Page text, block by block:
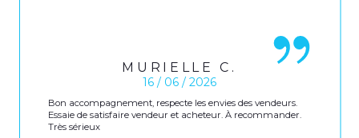
MURIELLE C.
16 / 06 / 2026
Bon accompagnement, respecte les envies des vendeurs.
Essaie de satisfaire vendeur et acheteur. À recommander.
Très sérieux